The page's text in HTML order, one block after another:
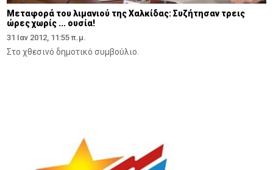
Μεταφορά του λιμανιού της Χαλκίδας: Συζήτησαν τρεις
ώρες χωρίς ... ουσία!
31 Ιαν 2012, 11:55 π.μ.
Στο χθεσινό δημοτικό συμβούλιο.